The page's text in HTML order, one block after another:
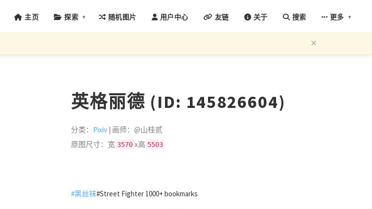
主页 探索 + 随机图片 用户中心 友链 关于 搜索 更多 +
×
英格丽德 (ID: 145826604)
分类： Pixiv | 画师：@山桂贰
原图尺寸：宽 3570 x高 5503
#黑丝袜#Street Fighter 1000+ bookmarks